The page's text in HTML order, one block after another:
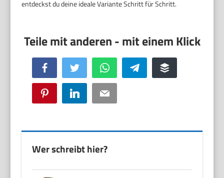
entdeckst du deine ideale Variante Schritt für Schritt.
Facebook Twitter WhatsApp Telegram Buffer
Pinterest LinkedIn Email
Wer schreibt hier?